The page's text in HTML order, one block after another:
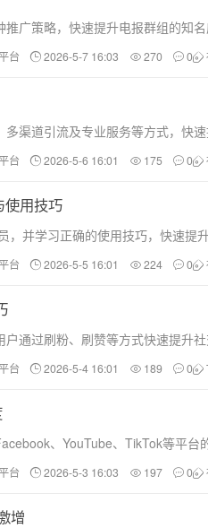
广策略，快速提升电报群组的知名
台 2026-5-7 16:03 270 0
渠道引流及专业服务等方式，快
台 2026-5-6 16:01 175 0
使用技巧
并学习正确的使用技巧，快速提
台 2026-5-5 16:01 224 0
通过刷粉、刷赞等方式快速提升
台 2026-5-4 16:01 189 0
、YouTube、TikTok等平
台 2026-5-3 16:03 197 0
增